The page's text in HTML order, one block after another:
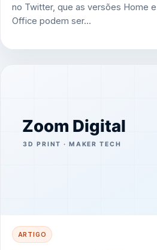
no Twitter, que as versões Home
Office podem ser…
ARTIGO